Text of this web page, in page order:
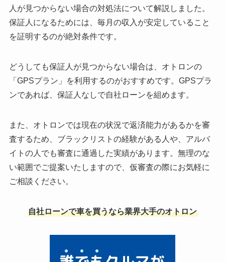
人が見つからない場合の対処法について解説しました。
保証人になるためには、毎月の収入が安定していること
を証明するのが絶対条件です。
どうしても保証人が見つからない場合は、オトロンの
「GPSプラン」を利用するのがおすすめです。GPSプラ
ンであれば、保証人なしで自社ローンを組めます。
また、オトロンでは現在の状況で返済能力があるかを審
査するため、ブラックリストの経験がある人や、アルバ
イトの人でも審査に通過した実績があります。無理のな
い範囲でご提案いたしますので、仮審査の際にお気軽に
ご相談ください。
自社ローンで車を買うなら業界大手のオトロン